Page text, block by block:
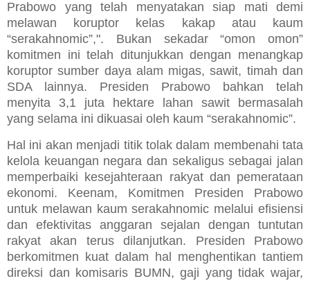
Prabowo yang telah menyatakan siap mati demi
melawan koruptor kelas kakap atau kaum
“serakahnomic”,". Bukan sekadar “omon omon”
komitmen ini telah ditunjukkan dengan menangkap
koruptor sumber daya alam migas, sawit, timah dan
SDA lainnya. Presiden Prabowo bahkan telah
menyita 3,1 juta hektare lahan sawit bermasalah
yang selama ini dikuasai oleh kaum “serakahnomic”.
Hal ini akan menjadi titik tolak dalam membenahi tata
kelola keuangan negara dan sekaligus sebagai jalan
memperbaiki kesejahteraan rakyat dan pemerataan
ekonomi. Keenam, Komitmen Presiden Prabowo
untuk melawan kaum serakahnomic melalui efisiensi
dan efektivitas anggaran sejalan dengan tuntutan
rakyat akan terus dilanjutkan. Presiden Prabowo
berkomitmen kuat dalam hal menghentikan tantiem
direksi dan komisaris BUMN, gaji yang tidak wajar,